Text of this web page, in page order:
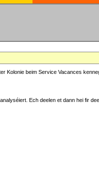
beim Service Vacances
Ech deelen et dann hei fir